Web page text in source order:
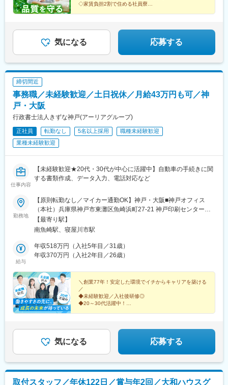
◇家賃負担2割で住める社員寮
・ネギ塩豚カルビ弁当
気になる 応募する
締切間近
事務職／未経験歓迎／土日祝休／月給43万円も可／神
戸・大阪
行政書士法人きずな神戸(アーリアグループ)
正社員 転勤なし 5名以上採用
職種未経験歓迎
業種未経験歓迎
仕事内容
【未経験歓迎★20代・30代が中心に活躍中】自動車の手続きに関
する書類作成、データ入力、電話対応など
勤務地
【原則転勤なし／マイカー通勤OK】神戸・大阪■神戸オフィス
（本社）兵庫県神戸市東灘区魚崎浜町27-21 神戸印刷センター本
館4階＜アクセス＞・阪神「青木駅」より徒歩約20分・JR「住吉
駅」よりバス約15分■大阪オフィス大阪府寝屋川市高宮栄町11-
駅」より徒歩約15分・第二京阪道路（均一区間）「寝屋川南IC」
より車約7分◎基本的に転居を伴う転勤はありませんが、状況によ
料駐車場あり）※受動喫煙対策：屋内全面禁煙
【最寄り駅】
南魚崎駅、寝屋川市駅
給与
年収518万円（入社5年目／31歳）
年収370万円（入社2年目／26歳）
＼創業77年！安定した環境でイチからキャリアを築ける
／
◆未経験歓迎／入社後研修◎
◆20～30代活躍中！
◆豊富な研修制度／キャリアアップを実現
気になる 応募する
取付スタッフ／年休122日／賞与年2回／大和ハウスグ